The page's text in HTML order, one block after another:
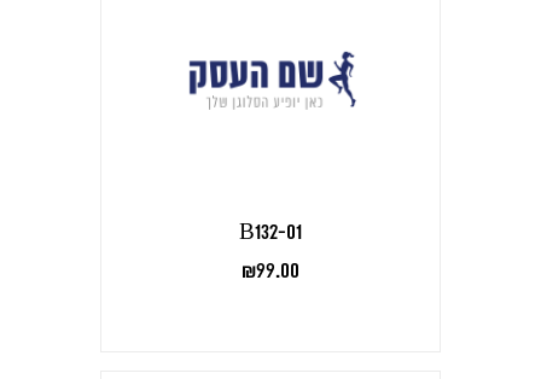
B132-01
₪99.00